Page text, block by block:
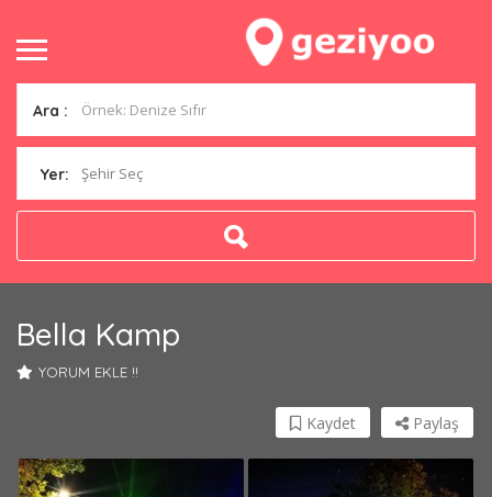
Ara :
Yer: Şehir Seç
Bella Kamp
YORUM EKLE !!
Paylaş
Kaydet